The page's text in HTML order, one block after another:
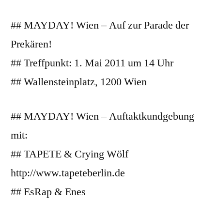
## MAYDAY! Wien – Auf zur Parade der
Prekären!
## Treffpunkt: 1. Mai 2011 um 14 Uhr
## Wallensteinplatz, 1200 Wien
## MAYDAY! Wien – Auftaktkundgebung
mit:
## TAPETE & Crying Wölf
http://www.tapeteberlin.de
## EsRap & Enes